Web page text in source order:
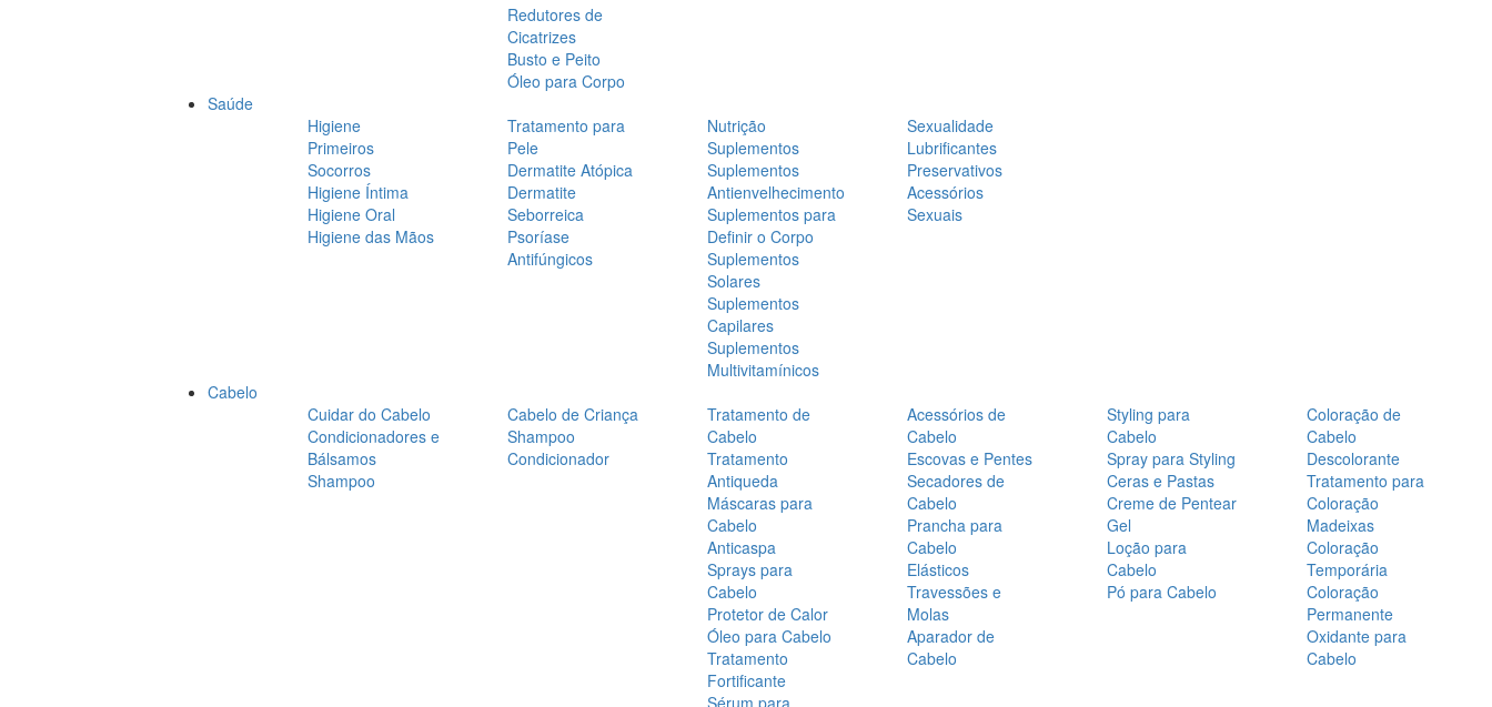
Redutores de
Cicatrizes
Busto e Peito
Óleo para Corpo
Saúde
Higiene
Primeiros
Socorros
Higiene Íntima
Higiene Oral
Higiene das Mãos
Tratamento para
Pele
Dermatite Atópica
Dermatite
Seborreica
Psoríase
Antifúngicos
Nutrição
Suplementos
Suplementos
Antienvelhecimento
Suplementos para
Definir o Corpo
Suplementos
Solares
Suplementos
Capilares
Suplementos
Multivitamínicos
Sexualidade
Lubrificantes
Preservativos
Acessórios
Sexuais
Cabelo
Cuidar do Cabelo
Condicionadores e
Bálsamos
Shampoo
Cabelo de Criança
Shampoo
Condicionador
Tratamento de
Cabelo
Tratamento
Antiqueda
Máscaras para
Cabelo
Anticaspa
Sprays para
Cabelo
Protetor de Calor
Óleo para Cabelo
Tratamento
Fortificante
Sérum para
Acessórios de
Cabelo
Escovas e Pentes
Secadores de
Cabelo
Prancha para
Cabelo
Elásticos
Travessões e
Molas
Aparador de
Cabelo
Styling para
Cabelo
Spray para Styling
Ceras e Pastas
Creme de Pentear
Gel
Loção para
Cabelo
Pó para Cabelo
Coloração de
Cabelo
Descolorante
Tratamento para
Coloração
Madeixas
Coloração
Temporária
Coloração
Permanente
Oxidante para
Cabelo